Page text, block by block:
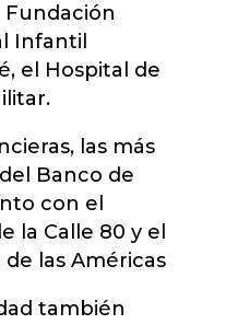
Fundación
Infantil
el Hospital de
las más
Banco de
con el
la Calle 80 y el
las Américas
también